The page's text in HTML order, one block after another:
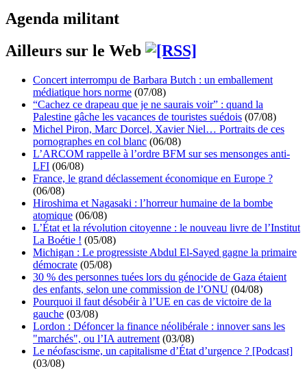
Agenda militant
Ailleurs sur le Web
Concert interrompu de Barbara Butch : un emballement
médiatique hors norme (07/08)
“Cachez ce drapeau que je ne saurais voir” : quand la
Palestine gâche les vacances de touristes suédois (07/08)
Michel Piron, Marc Dorcel, Xavier Niel… Portraits de ces
pornographes en col blanc (06/08)
L’ARCOM rappelle à l’ordre BFM sur ses mensonges anti-
LFI (06/08)
France, le grand déclassement économique en Europe ?
(06/08)
Hiroshima et Nagasaki : l’horreur humaine de la bombe
atomique (06/08)
L’État et la révolution citoyenne : le nouveau livre de l’Institut
La Boétie ! (05/08)
Michigan : Le progressiste Abdul El-Sayed gagne la primaire
démocrate (05/08)
30 % des personnes tuées lors du génocide de Gaza étaient
des enfants, selon une commission de l’ONU (04/08)
Pourquoi il faut désobéir à l’UE en cas de victoire de la
gauche (03/08)
Lordon : Défoncer la finance néolibérale : innover sans les
"marchés", ou l’IA autrement (03/08)
Le néofascisme, un capitalisme d’État d’urgence ? [Podcast]
(03/08)